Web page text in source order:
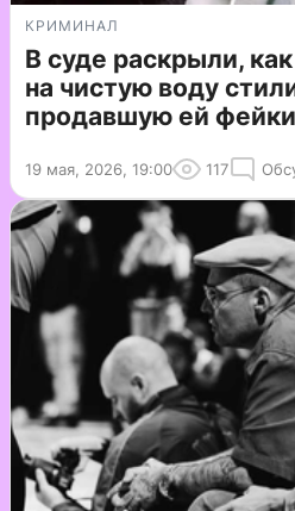
КРИМИНАЛ
В суде раскрыли,
на чистую воду
продавшую ей
19 мая, 2026, 19:00 117